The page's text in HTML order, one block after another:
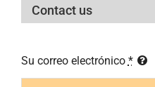
Contact us
Su correo electrónico *